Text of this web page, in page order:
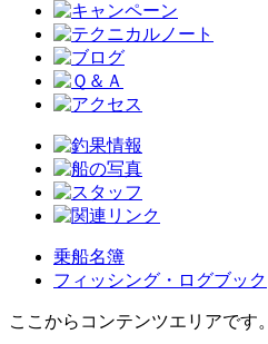
乗船名簿
フィッシング・ログブック
ここからコンテンツエリアです。